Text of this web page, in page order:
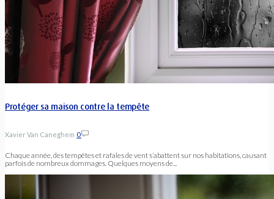
Protéger sa maison contre la tempête
Xavier Van Caneghem 0
Chaque année, des tempêtes et rafales de vent s’abattent sur nos habitations, causant
parfois de nombreux dommages. Quelques moyens de...